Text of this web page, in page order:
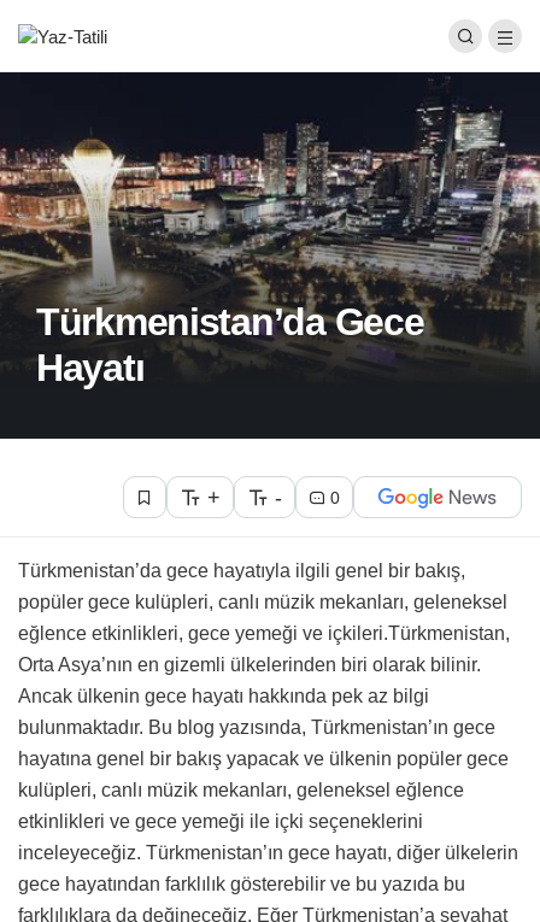
Türkmenistan’da Gece
Hayatı
+ - 0
Türkmenistan’da gece hayatıyla ilgili genel bir bakış,
popüler gece kulüpleri, canlı müzik mekanları, geleneksel
eğlence etkinlikleri, gece yemeği ve içkileri.Türkmenistan,
Orta Asya’nın en gizemli ülkelerinden biri olarak bilinir.
Ancak ülkenin gece hayatı hakkında pek az bilgi
bulunmaktadır. Bu blog yazısında, Türkmenistan’ın gece
hayatına genel bir bakış yapacak ve ülkenin popüler gece
kulüpleri, canlı müzik mekanları, geleneksel eğlence
etkinlikleri ve gece yemeği ile içki seçeneklerini
inceleyeceğiz. Türkmenistan’ın gece hayatı, diğer ülkelerin
gece hayatından farklılık gösterebilir ve bu yazıda bu
farklılıklara da değineceğiz. Eğer Türkmenistan’a seyahat